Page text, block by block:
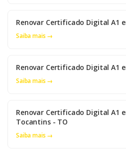
Renovar Certificado Digital A1
Saiba mais →
Renovar Certificado Digital A1
Saiba mais →
Renovar Certificado Digital A1
Tocantins - TO
Saiba mais →